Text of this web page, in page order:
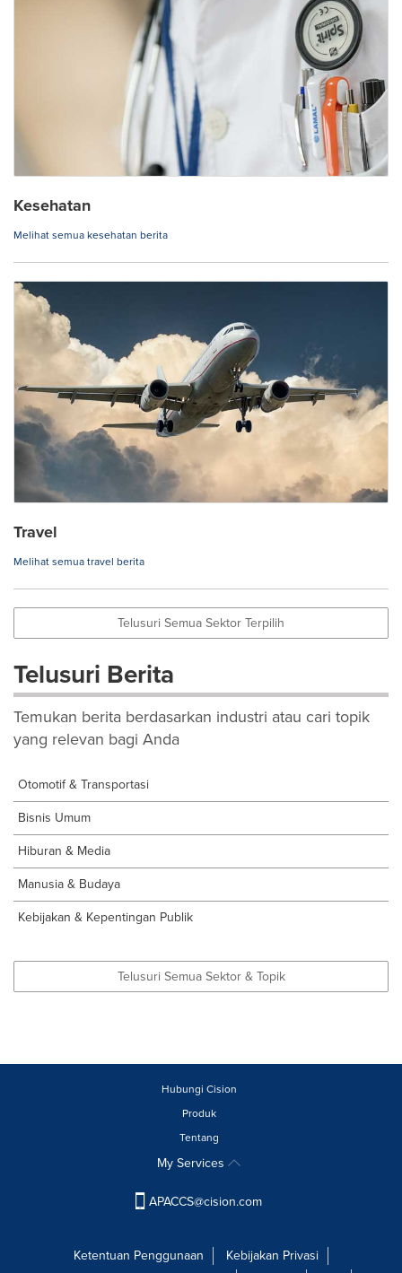
Kesehatan
Melihat semua kesehatan berita
Travel
Melihat semua travel berita
Telusuri Semua Sektor Terpilih
Telusuri Berita
Temukan berita berdasarkan industri atau cari topik
yang relevan bagi Anda
Otomotif & Transportasi
Bisnis Umum
Hiburan & Media
Manusia & Budaya
Kebijakan & Kepentingan Publik
Telusuri Semua Sektor & Topik
Hubungi Cision
Produk
Tentang
My Services
APACCS@cision.com
Ketentuan Penggunaan
Kebijakan Privasi